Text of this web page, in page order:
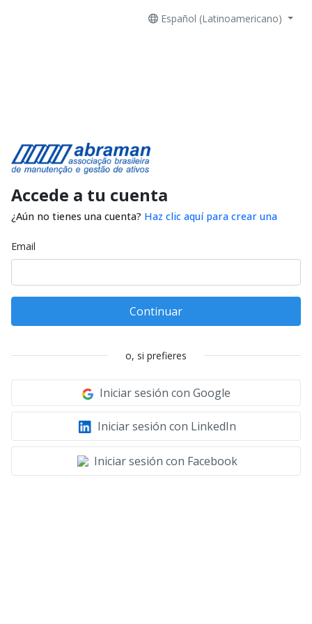
Español (Latinoamericano)
Accede a tu cuenta
¿Aún no tienes una cuenta? Haz clic aquí para crear una
Email
Continuar
o, si prefieres
Iniciar sesión con Google
Iniciar sesión con LinkedIn
Iniciar sesión con Facebook